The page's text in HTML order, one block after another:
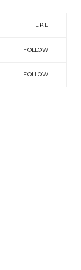
LIKE
FOLLOW
FOLLOW